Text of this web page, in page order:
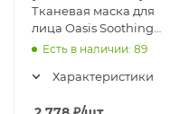
Тканевая маска для
лица Oasis Soothing
Mask, 5 шт*27 гр
Есть в наличии: 89
Характеристики